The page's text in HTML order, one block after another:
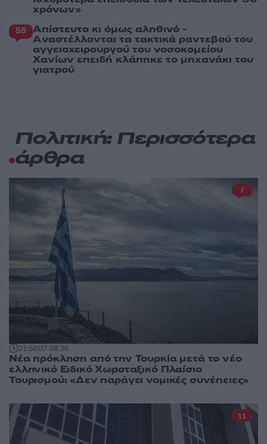
χρόνων»
55 Απίστευτο κι όμως αληθινό -
Aναστέλλονται τα τακτικά ραντεβού του
αγγειοχειρουργού του νοσοκομείου
Χανίων επειδή κλάπηκε το μηχανάκι του
γιατρού
Πολιτική: Περισσότερα
άρθρα
21:5807.08.26
Νέα πρόκληση από την Τουρκία μετά το νέο
ελληνικό Ειδικό Χωροταξικό Πλαίσιο
Τουρισμού: «Δεν παράγει νομικές συνέπειες»
7
11